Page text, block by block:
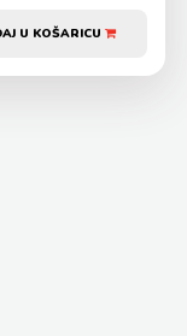
U KOŠARICU